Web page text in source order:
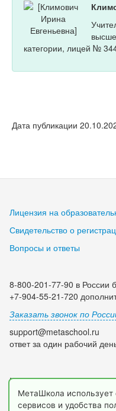
категории, лицей №
Дата публикации
Лицензия на
Свидетельство о
Вопросы и ответы
8-800-201-77-90 в России
+7-904-55-21-720
Заказать звонок по
support@metaschool.ru
ответ за один рабочий
Мы в социальных сетях:
МетаШкола использует
сервисов и удобства